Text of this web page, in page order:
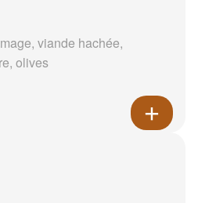
viande hachée,
olives